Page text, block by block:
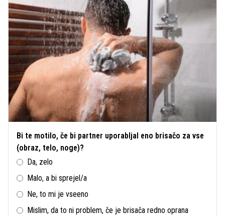
Bi te motilo, če bi partner uporabljal eno brisačo za vse
(obraz, telo, noge)?
Da, zelo
Malo, a bi sprejel/a
Ne, to mi je vseeno
Mislim, da to ni problem, če je brisača redno oprana